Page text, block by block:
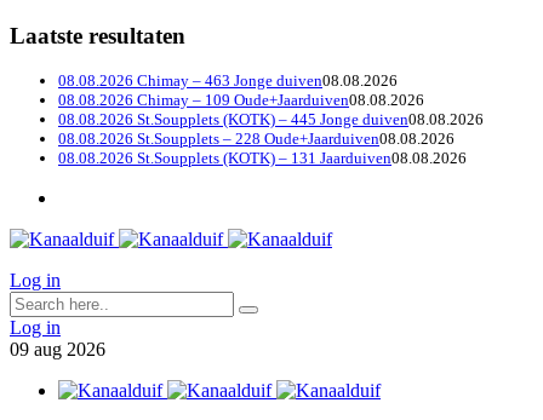
Laatste resultaten
08.08.2026 Chimay – 463 Jonge duiven08.08.2026
08.08.2026 Chimay – 109 Oude+Jaarduiven08.08.2026
08.08.2026 St.Soupplets (KOTK) – 445 Jonge duiven08.08.2026
08.08.2026 St.Soupplets – 228 Oude+Jaarduiven08.08.2026
08.08.2026 St.Soupplets (KOTK) – 131 Jaarduiven08.08.2026
Log in
Log in
09 aug 2026